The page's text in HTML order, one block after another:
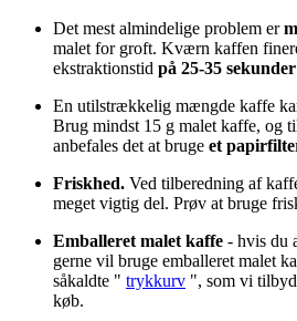
Det mest almindelige problem er
malet for groft. Kværn kaffen
ekstraktionstid på 25-35 sekunder
En utilstrækkelig mængde kaffe
Brug mindst 15 g malet kaffe, og
anbefales det at bruge et
Friskhed. Ved tilberedning af
meget vigtig del. Prøv at bruge
Emballeret malet kaffe - hvis du
gerne vil bruge emballeret malet
såkaldte " trykkurv ", som vi
køb.